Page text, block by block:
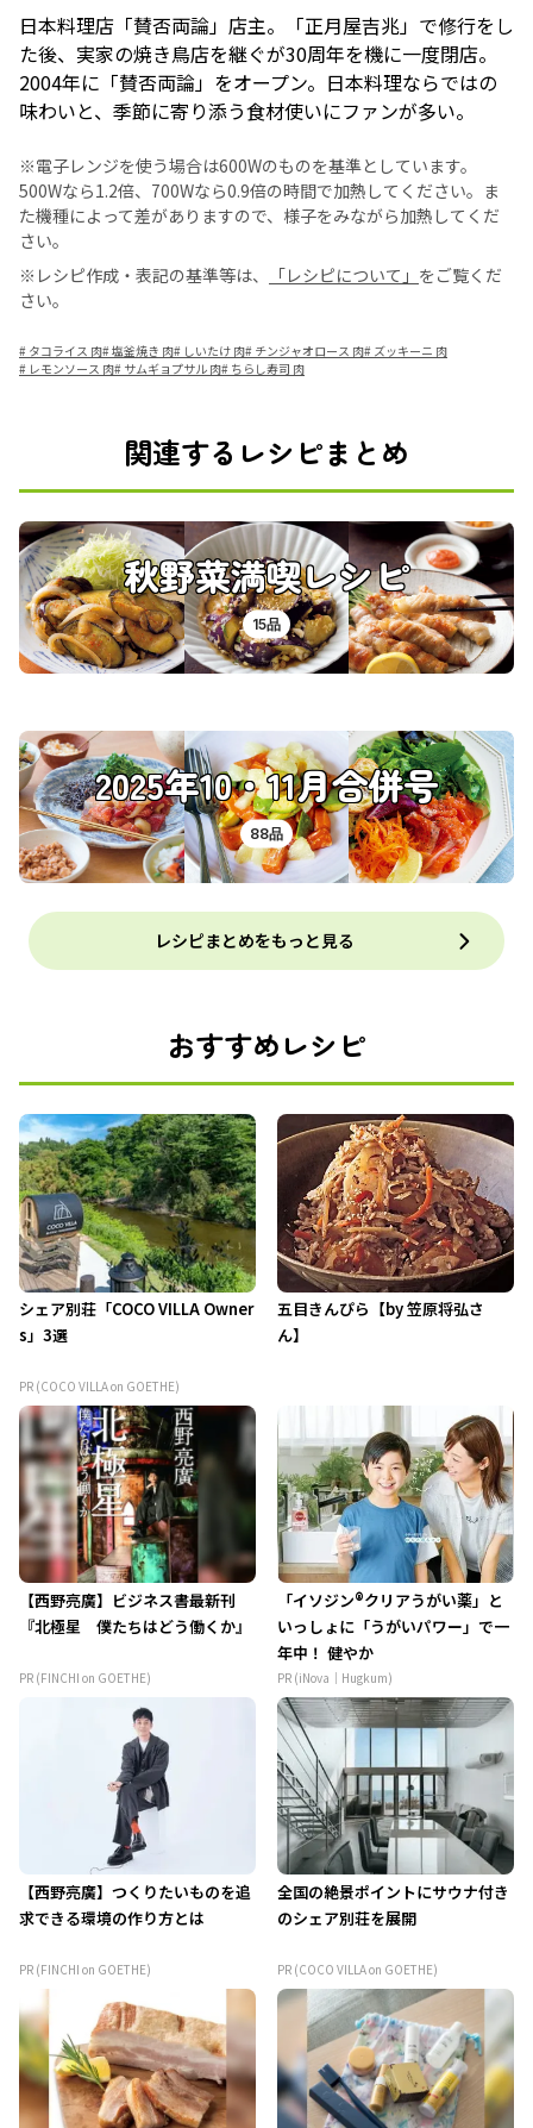
日本料理店「賛否両論」店主。「正月屋吉兆」で修行をし
た後、実家の焼き鳥店を継ぐが30周年を機に一度閉店。
2004年に「賛否両論」をオープン。日本料理ならではの
味わいと、季節に寄り添う食材使いにファンが多い。
※電子レンジを使う場合は600Wのものを基準としています。
500Wなら1.2倍、700Wなら0.9倍の時間で加熱してください。ま
た機種によって差がありますので、様子をみながら加熱してくだ
さい。
※レシピ作成・表記の基準等は、
「レシピについて」 をご覧くだ
さい。
# タコライス 肉#塩釜焼き 肉# しいたけ 肉# チンジャオロース 肉# ズッキーニ 肉
# レモンソース 肉# サムギョプサル 肉# ちらし寿司 肉
関連するレシピまとめ
秋野菜満喫レシピ
15品
2025年10・11月合併号
88品
レシピまとめをもっと見る
おすすめレシピ
シェア別荘「COCO VILLA Owner
s」3選
PR (COCO VILLA on GOETHE)
五目きんぴら【by 笠原将弘さ
ん】
【西野亮廣】ビジネス書最新刊
『北極星 僕たちはどう働くか』
PR (FINCHI on GOETHE)
「イソジン®クリアうがい薬」と
いっしょに「うがいパワー」で一
年中！ 健やか
PR (iNova｜Hugkum)
【西野亮廣】つくりたいものを追
求できる環境の作り方とは
PR (FINCHI on GOETHE)
全国の絶景ポイントにサウナ付き
のシェア別荘を展開
PR (COCO VILLA on GOETHE)